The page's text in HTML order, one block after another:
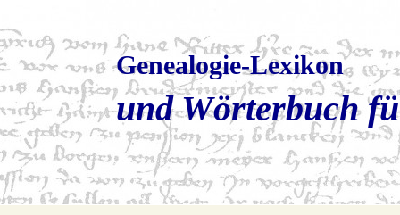
Genealogie-Lexikon
und Wörterbuch